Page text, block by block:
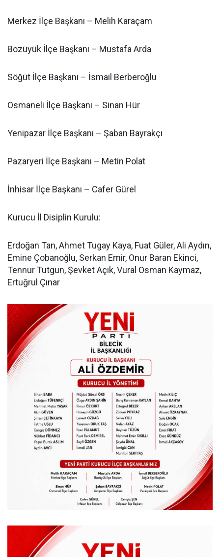
Merkez İlçe Başkanı – Melih Karaçam
Bozüyük İlçe Başkanı – Mustafa Arda
Söğüt İlçe Başkanı – İsmail Berberoğlu
Osmaneli İlçe Başkanı – Sinan Hür
Yenipazar İlçe Başkanı – Şaban Bayrakçı
Pazaryeri İlçe Başkanı – Metin Polat
İnhisar İlçe Başkanı – Cafer Gürel
Kurucu İl Disiplin Kurulu:
Erdoğan Tan, Ahmet Tugay Kaya, Fuat Güler, Ali Aydın,
Emine Çobanoğlu, Serkan Emir, Onur Baran Ekinci,
Tennur Tutgun, Şevket Açık, Vural Osman Kaymaz,
Ertuğrul Çınar